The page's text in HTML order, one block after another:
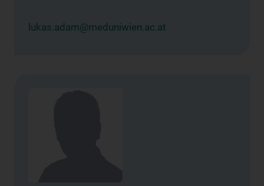
lukas.adam@meduniwien.ac.at